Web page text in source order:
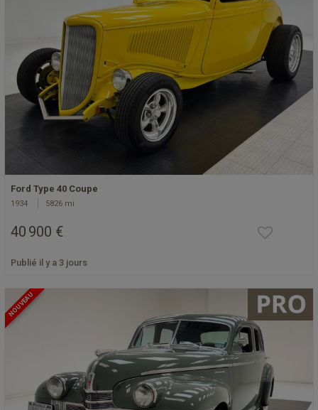
Ford Type 40 Coupe
1934 5826 mi
40 900 €
Publié il y a 3 jours
NOUVEAU